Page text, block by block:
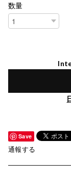
数量
Save
通報する